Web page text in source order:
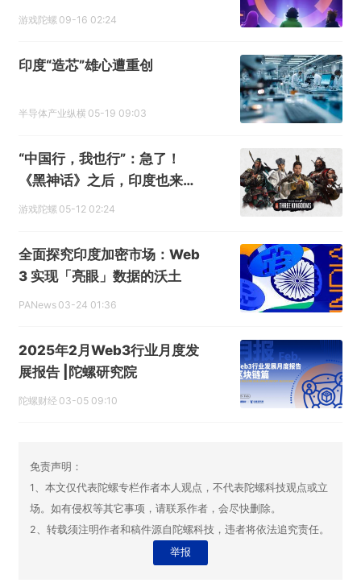
游戏陀螺 09-16 02:24
印度“造芯”雄心遭重创
半导体产业纵横 05-19 09:03
“中国行，我也行”：急了！
《黑神话》之后，印度也来做
3A游戏了
游戏陀螺 05-12 02:24
全面探究印度加密市场：Web
3 实现「亮眼」数据的沃土
PANews 03-24 01:36
2025年2月Web3行业月度发
展报告 |陀螺研究院
陀螺财经 03-05 09:10
免责声明：
1、本文仅代表陀螺专栏作者本人观点，不代表陀螺科技观点或立
场。如有侵权等其它事项，请联系作者，会尽快删除。
2、转载须注明作者和稿件源自陀螺科技，违者将依法追究责任。
举报